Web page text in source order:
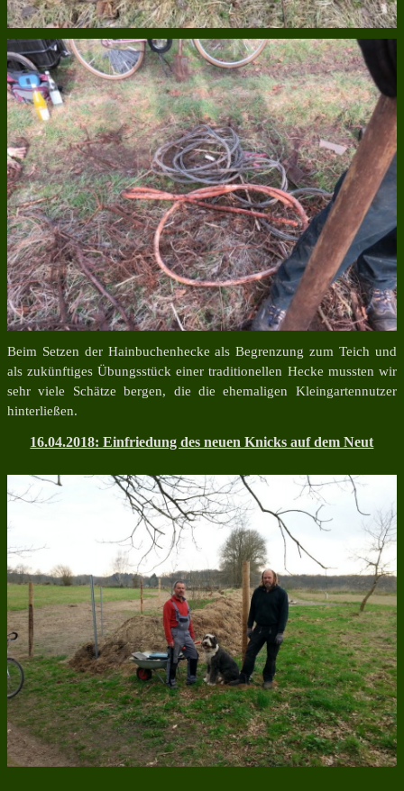
Beim Setzen der Hainbuchenhecke als Begrenzung zum Teich und
als zukünftiges Übungsstück einer traditionellen Hecke mussten wir
sehr viele Schätze bergen, die die ehemaligen Kleingartennutzer
hinterließen.
16.04.2018: Einfriedung des neuen Knicks auf dem Neut